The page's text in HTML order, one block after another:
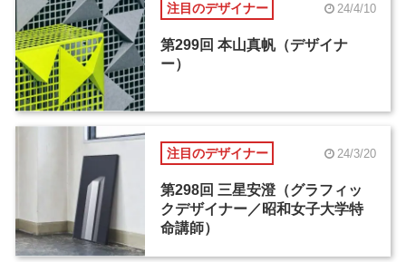
注目のデザイナー 24/4/10
第299回 本山真帆（デザイナ
ー）
注目のデザイナー 24/3/20
第298回 三星安澄（グラフィッ
クデザイナー／昭和女子大学特
命講師）